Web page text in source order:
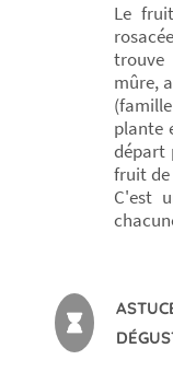
Le
trouve
mûre,
plante
départ
fruit de
C'est